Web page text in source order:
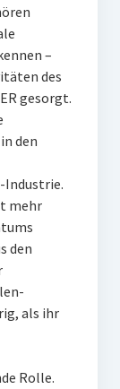
–
des
gesorgt.
den
Industrie.
mehr
den
als ihr
Rolle.